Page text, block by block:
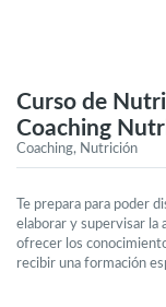
Curso de
Coaching
Coaching, Nutrición
Te prepara para poder
elaborar y supervisar la
ofrecer los
recibir una formación